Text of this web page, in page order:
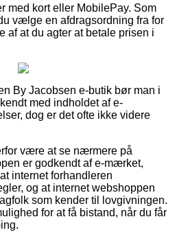
med kort eller MobilePay. Som
vælge en afdragsordning fra for
at du agter at betale prisen i
By Jacobsen e-butik bør man i
med indholdet af e-
dog er det ofte ikke videre
være at se nærmere på
er godkendt af e-mærket,
internet forhandleren
og at internet webshoppen
som kender til lovgivningen.
for at få bistand, når du får